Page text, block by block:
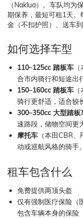
（Naklua）。车队均为
期保养，最短可租1天。
金（不扣护照）、送车
如何选择车型
110–125cc 踏板车
合市内骑行和短途出
150–160cc 踏板车
骑行更舒适，适合较
300–350cc 大型踏板
速路段，储物空间更
摩托车 （本田CBR
动或巡航风格的骑手。
租车包含什么
免费提供两顶头盔
仅有强制医疗保险
包含车辆本身的保险